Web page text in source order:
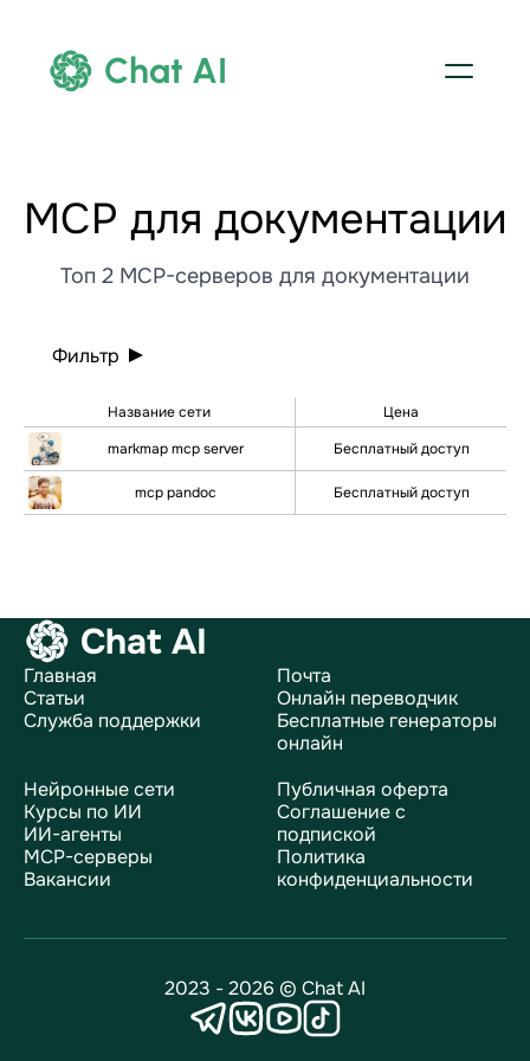
Chat AI
МСР для документации
Топ 2 MCP-серверов для документации
Фильтр
Название сети
Цена
markmap mcp server
Бесплатный доступ
mcp pandoc Бесплатный доступ
Chat AI
Главная
Статьи
Служба поддержки
Почта
Онлайн переводчик
Бесплатные генераторы
онлайн
Нейронные сети
Курсы по ИИ
ИИ-агенты
MCP-серверы
Вакансии
Публичная оферта
Соглашение с
подпиской
Политика
конфиденциальности
2023 - 2026 © Chat AI